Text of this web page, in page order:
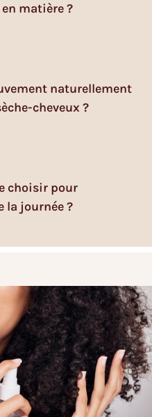
matière ?
naturellement
cheveux ?
choisir pour
la journée ?